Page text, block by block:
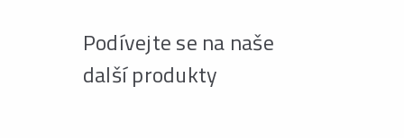
Podívejte se na naše
další produkty